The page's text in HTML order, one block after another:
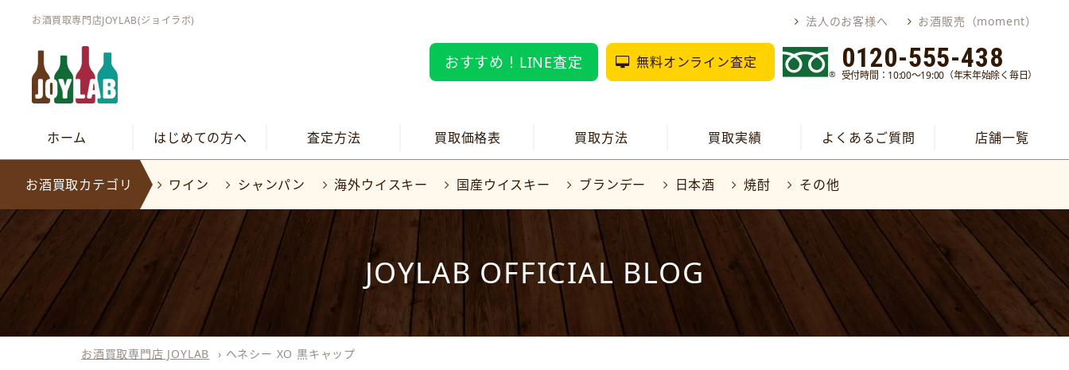
お酒買取専門店JOYLAB(ジョイラボ) 法人のお客様へ お酒販売（moment）
おすすめ！LINE査定 無料オンライン査定 0120-555-438
受付時間：10:00～19:00（年末年始除く毎日）
ホーム はじめての方へ 査定方法 買取価格表 買取方法 買取実績 よくあるご質問 店舗一覧
お酒買取カテゴリ ワイン シャンパン 海外ウイスキー 国産ウイスキー ブランデー 日本酒 焼酎 その他
JOYLAB OFFICIAL BLOG
お酒買取専門店 JOYLAB › ヘネシー XO 黒キャップ